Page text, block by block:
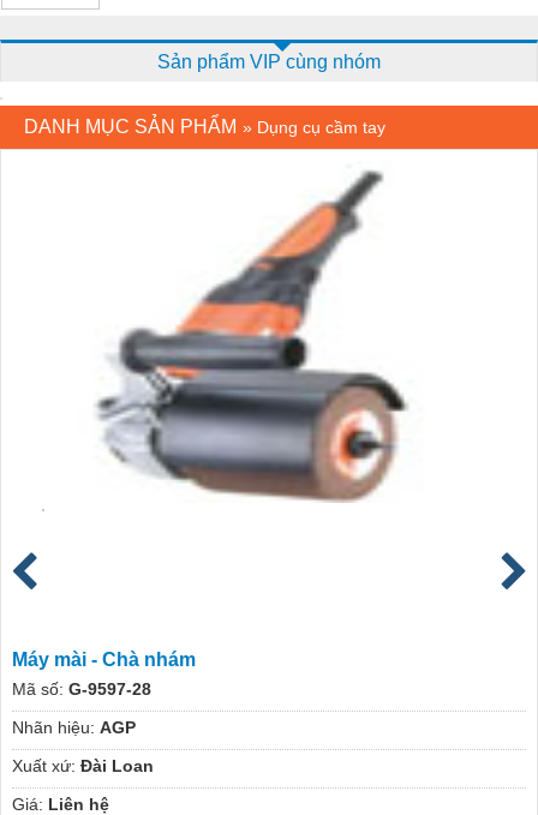
Sản phẩm VIP cùng nhóm
DANH MỤC SẢN PHẨM » Dụng cụ cầm tay
Máy mài - Chà nhám
Mã số: G-9597-28
Nhãn hiệu: AGP
Xuất xứ: Đài Loan
Giá: Liên hệ